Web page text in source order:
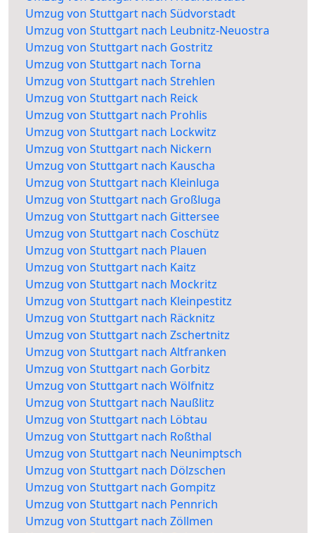
Umzug von Stuttgart nach Südvorstadt
Umzug von Stuttgart nach Leubnitz-Neuostra
Umzug von Stuttgart nach Gostritz
Umzug von Stuttgart nach Torna
Umzug von Stuttgart nach Strehlen
Umzug von Stuttgart nach Reick
Umzug von Stuttgart nach Prohlis
Umzug von Stuttgart nach Lockwitz
Umzug von Stuttgart nach Nickern
Umzug von Stuttgart nach Kauscha
Umzug von Stuttgart nach Kleinluga
Umzug von Stuttgart nach Großluga
Umzug von Stuttgart nach Gittersee
Umzug von Stuttgart nach Coschütz
Umzug von Stuttgart nach Plauen
Umzug von Stuttgart nach Kaitz
Umzug von Stuttgart nach Mockritz
Umzug von Stuttgart nach Kleinpestitz
Umzug von Stuttgart nach Räcknitz
Umzug von Stuttgart nach Zschertnitz
Umzug von Stuttgart nach Altfranken
Umzug von Stuttgart nach Gorbitz
Umzug von Stuttgart nach Wölfnitz
Umzug von Stuttgart nach Naußlitz
Umzug von Stuttgart nach Löbtau
Umzug von Stuttgart nach Roßthal
Umzug von Stuttgart nach Neunimptsch
Umzug von Stuttgart nach Dölzschen
Umzug von Stuttgart nach Gompitz
Umzug von Stuttgart nach Pennrich
Umzug von Stuttgart nach Zöllmen